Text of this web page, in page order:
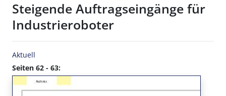
Steigende Auftragseingänge für
Industrieroboter
Aktuell
Seiten 62 - 63: